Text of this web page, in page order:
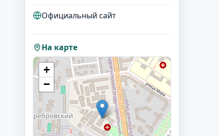
Официальный сайт
На карте
+
−